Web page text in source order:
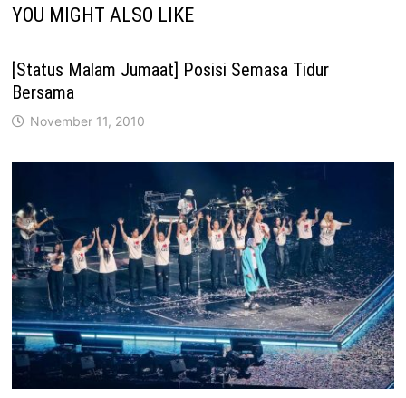
YOU MIGHT ALSO LIKE
[Status Malam Jumaat] Posisi Semasa Tidur
Bersama
November 11, 2010